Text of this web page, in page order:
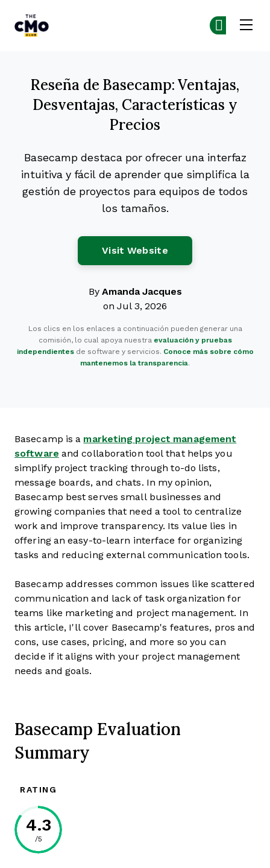
Reseña de Basecamp: Ventajas,
Desventajas, Características y
Precios
Basecamp destaca por ofrecer una interfaz
intuitiva y fácil de aprender que simplifica la
gestión de proyectos para equipos de todos
los tamaños.
Visit Website
By Amanda Jacques
on Jul 3, 2026
Los clics en los enlaces a continuación pueden generar una
comisión, lo cual apoya nuestra evaluación y pruebas
independientesde software y servicios. Conoce más sobre cómo
mantenemos la transparencia.
Basecamp is a marketing project management
software and collaboration tool that helps you
simplify project tracking through to-do lists,
message boards, and chats. In my opinion,
Basecamp best serves small businesses and
growing companies that need a tool to centralize
work and improve transparency. Its value lies in
offering an easy-to-learn interface for organizing
tasks and reducing external communication tools.
Basecamp addresses common issues like scattered
communication and lack of task organization for
teams like marketing and project management. In
this article, I'll cover Basecamp's features, pros and
cons, use cases, pricing, and more so you can
decide if it aligns with your project management
needs and goals.
Basecamp Evaluation
Summary
RATING
4.3
/5